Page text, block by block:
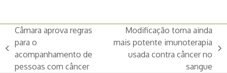
previous
post:
Câmara aprova regras
para o
acompanhamento de
pessoas com câncer
Modificação torna ainda
mais potente imunoterapia
usada contra câncer no
sangue